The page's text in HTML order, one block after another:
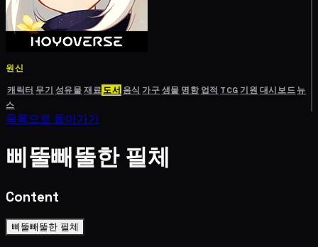
원신
캐릭터 무기 성유물재료도서 음식 가구생물 명함 업적 TCG기원 대시보드뉴
스
목록으로 돌아가기
삐뚤빼뚤한 필체
Content
삐뚤빼뚤한 필체